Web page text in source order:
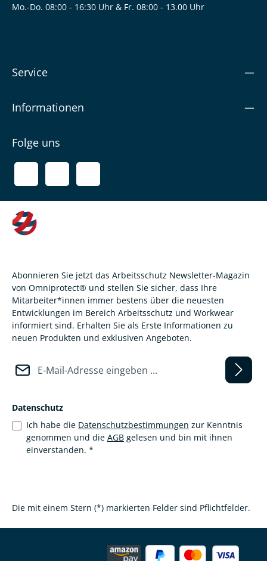
Mo.-Do. 08:00 - 16:30 Uhr & Fr. 08:00 - 13.00 Uhr
Service
Informationen
Folge uns
Abonnieren Sie jetzt das Arbeitsschutz Newsletter-Magazin
von Omniprotect® und stellen Sie sicher, dass Ihre
Mitarbeiter*innen immer bestens über die neuesten
Entwicklungen im Bereich Arbeitsschutz und Workwear
informiert sind. Erhalten Sie als Erste Informationen zu
neuen Produkten und exklusiven Angeboten.
Datenschutz
Ich habe die Datenschutzbestimmungen zur Kenntnis
genommen und die AGB gelesen und bin mit ihnen
einverstanden. *
Die mit einem Stern (*) markierten Felder sind Pflichtfelder.